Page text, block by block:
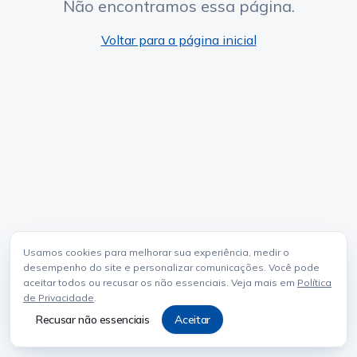
Usamos cookies para melhorar sua experiência, medir o
desempenho do site e personalizar comunicações. Você pode
aceitar todos ou recusar os não essenciais. Veja mais em Política
de Privacidade.
Recusar não essenciais Aceitar
Não encontramos essa página.
Voltar para a página inicial